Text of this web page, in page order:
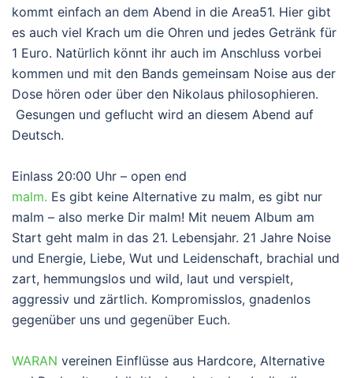
kommt einfach an dem Abend in die Area51. Hier gibt
es auch viel Krach um die Ohren und jedes Getränk für
1 Euro. Natürlich könnt ihr auch im Anschluss vorbei
kommen und mit den Bands gemeinsam Noise aus der
Dose hören oder über den Nikolaus philosophieren.
Gesungen und geflucht wird an diesem Abend auf
Deutsch.
Einlass 20:00 Uhr – open end
malm. Es gibt keine Alternative zu malm, es gibt nur
malm – also merke Dir malm! Mit neuem Album am
Start geht malm in das 21. Lebensjahr. 21 Jahre Noise
und Energie, Liebe, Wut und Leidenschaft, brachial und
zart, hemmungslos und wild, laut und verspielt,
aggressiv und zärtlich. Kompromisslos, gnadenlos
gegenüber uns und gegenüber Euch.
WARAN vereinen Einflüsse aus Hardcore, Alternative